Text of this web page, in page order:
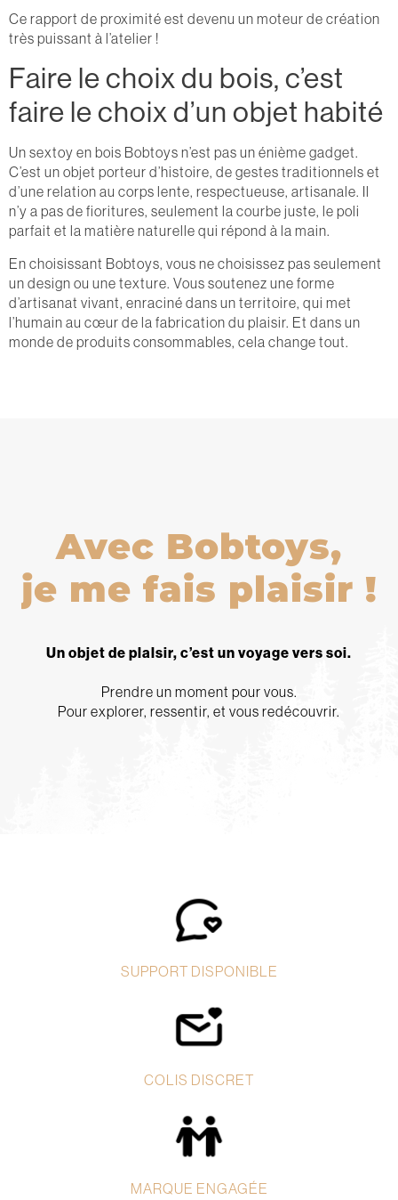
Ce rapport de proximité est devenu un moteur de création
très puissant à l’atelier !
Faire le choix du bois, c’est
faire le choix d’un objet habité
Un sextoy en bois Bobtoys n’est pas un énième gadget.
C’est un objet porteur d’histoire, de gestes traditionnels et
d’une relation au corps lente, respectueuse, artisanale. Il
n’y a pas de fioritures, seulement la courbe juste, le poli
parfait et la matière naturelle qui répond à la main.
En choisissant Bobtoys, vous ne choisissez pas seulement
un design ou une texture. Vous soutenez une forme
d’artisanat vivant, enraciné dans un territoire, qui met
l’humain au cœur de la fabrication du plaisir. Et dans un
monde de produits consommables, cela change tout.
Avec Bobtoys,
je me fais plaisir !
Un objet de plalsir, c’est un voyage vers soi.
Prendre un moment pour vous.
Pour explorer, ressentir, et vous redécouvrir.
SUPPORT DISPONIBLE
COLIS DISCRET
MARQUE ENGAGÉE